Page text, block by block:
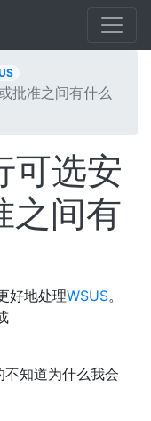
批准之间有什么
可选安
之间有
好地处理WSUS。
知道为什么我会